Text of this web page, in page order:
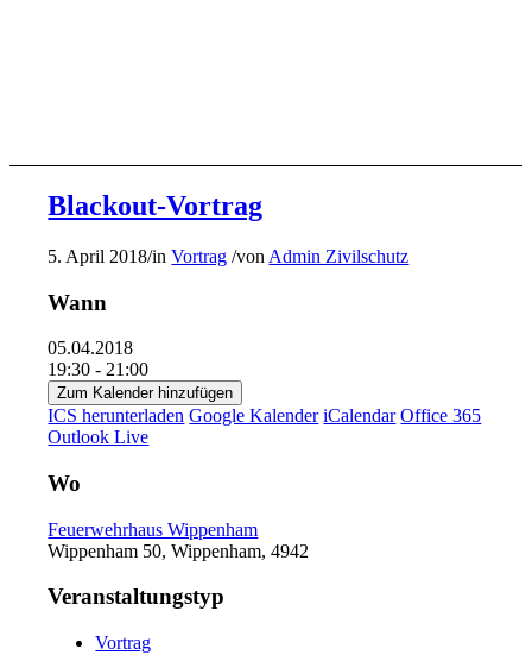
Blackout-Vortrag
5. April 2018/inVortrag /von Admin Zivilschutz
Wann
05.04.2018
19:30 - 21:00
Zum Kalender hinzufügen
ICS herunterladen Google Kalender iCalendar Office 365
Outlook Live
Wo
Feuerwehrhaus Wippenham
Wippenham 50, Wippenham, 4942
Veranstaltungstyp
Vortrag